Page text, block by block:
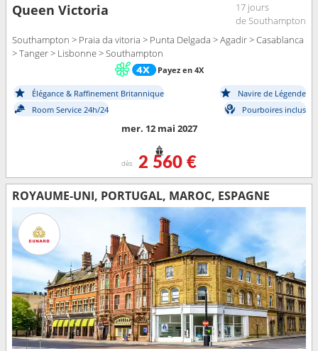
Queen Victoria
17 jours
de Southampton
Southampton > Praia da vitoria > Punta Delgada > Agadir > Casablanca
> Tanger > Lisbonne > Southampton
Payez en 4X
Élégance & Raffinement Britannique
Navire de Légende
Room Service 24h/24
Pourboires inclus
mer. 12 mai 2027
dès 2 560 €
ROYAUME-UNI, PORTUGAL, MAROC, ESPAGNE